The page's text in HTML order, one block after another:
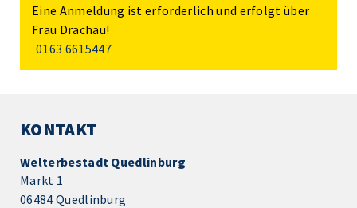
Eine Anmeldung ist erforderlich und erfolgt über
Frau Drachau!
0163 6615447
KONTAKT
Welterbestadt Quedlinburg
Markt 1
06484 Quedlinburg